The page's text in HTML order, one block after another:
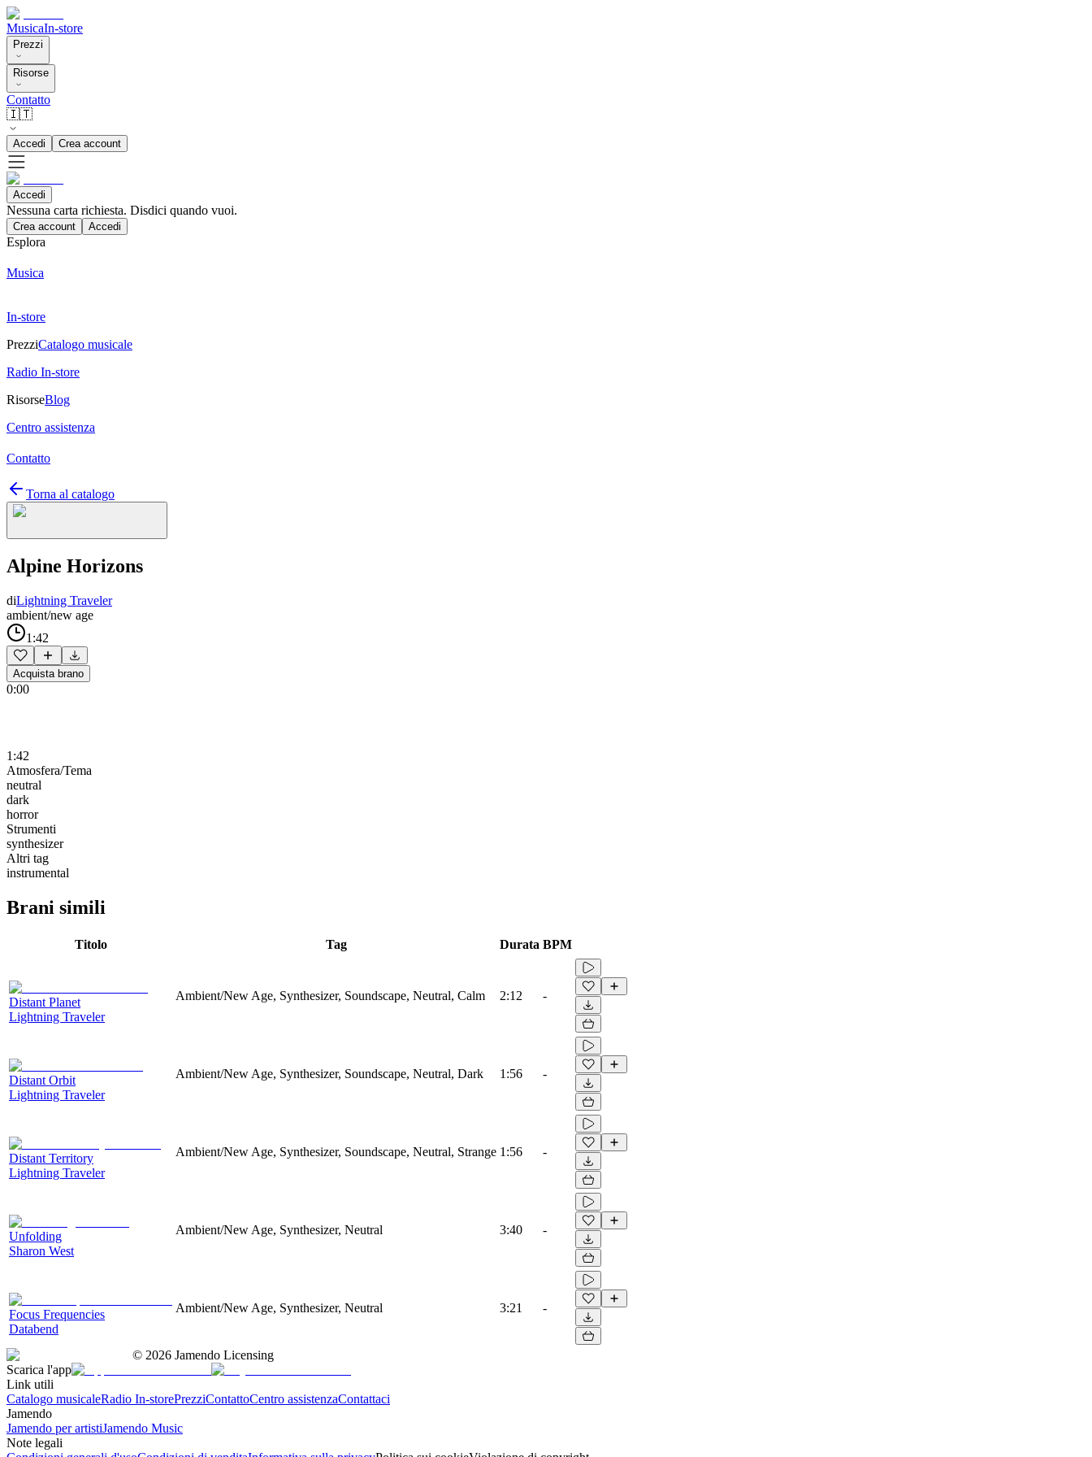
MusicaIn-store
Prezzi
Risorse
Contatto
🇮🇹
Accedi Crea account
Accedi
Nessuna carta richiesta. Disdici quando vuoi.
Crea account Accedi
Esplora
Musica
In-store
PrezziCatalogo musicale
Radio In-store
RisorseBlog
Centro assistenza
Contatto
Torna al catalogo
Alpine Horizons
diLightning Traveler
ambient/new age
1:42
Acquista brano
0:00
1:42
Atmosfera/Tema
neutral
dark
horror
Strumenti
synthesizer
Altri tag
instrumental
Brani simili
Titolo Tag Durata BPM
Distant Planet
Lightning Traveler
Ambient/New Age, Synthesizer, Soundscape, Neutral, Calm 2:12 -
Distant Orbit
Lightning Traveler
Ambient/New Age, Synthesizer, Soundscape, Neutral, Dark 1:56 -
Distant Territory
Lightning Traveler
Ambient/New Age, Synthesizer, Soundscape, Neutral, Strange 1:56 -
Unfolding
Sharon West
Ambient/New Age, Synthesizer, Neutral 3:40 -
Focus Frequencies
Databend
Ambient/New Age, Synthesizer, Neutral 3:21 -
© 2026 Jamendo Licensing
Scarica l'app
Link utili
Catalogo musicaleRadio In-storePrezziContattoCentro assistenzaContattaci
Jamendo
Jamendo per artistiJamendo Music
Note legali